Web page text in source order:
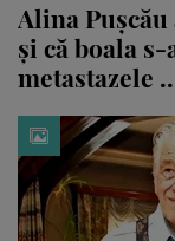
Alina
și că boala
metastazele